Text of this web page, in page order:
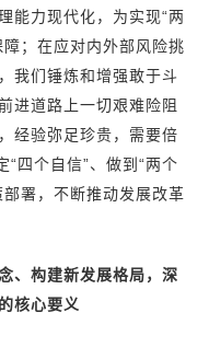
能力现代化，为实现“两
；在应对内外部风险挑
我们锤炼和增强敢于斗
进道路上一切艰难险阻
经验弥足珍贵，需要倍
“四个自信”、做到“两个
署，不断推动发展改革
构建新发展格局，深
核心要义